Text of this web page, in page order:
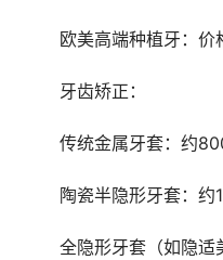
欧美高端种植牙：
	牙齿矫正：
传统金属牙套：约
陶瓷半隐形牙套：
全隐形牙套（如隐